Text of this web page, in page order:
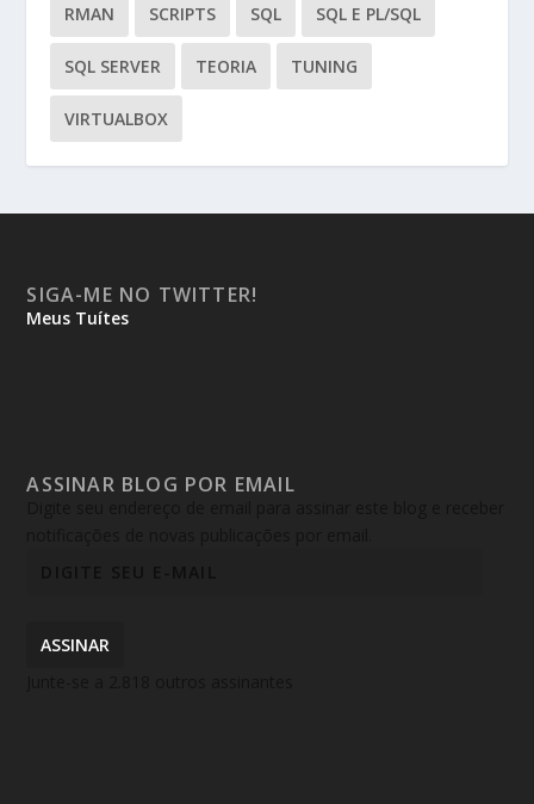
RMAN SCRIPTS SQL SQL E PL/SQL
SQL SERVER TEORIA TUNING
VIRTUALBOX
SIGA-ME NO TWITTER!
Meus Tuítes
ASSINAR BLOG POR EMAIL
ASSINAR